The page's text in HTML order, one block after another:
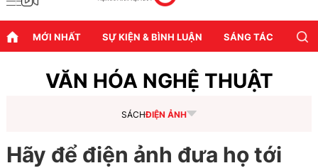
MỚI NHẤT SỰ KIỆN & BÌNH LUẬN SÁNG TÁC
VĂN HÓA NGHỆ THUẬT
SÁCHĐIỆN ẢNH
Hãy để điện ảnh đưa họ tới